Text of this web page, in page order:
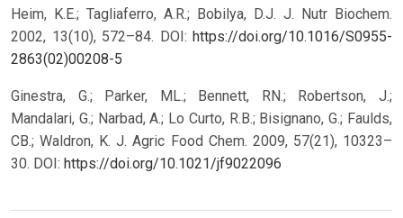
Heim, K.E.; Tagliaferro, A.R.; Bobilya, D.J. J. Nutr Biochem.
2002, 13(10), 572–84. DOI: https://doi.org/10.1016/S0955-
2863(02)00208-5
Ginestra, G.; Parker, ML.; Bennett, RN.; Robertson, J.;
Mandalari, G.; Narbad, A.; Lo Curto, R.B.; Bisignano, G.; Faulds,
CB.; Waldron, K. J. Agric Food Chem. 2009, 57(21), 10323–
30. DOI: https://doi.org/10.1021/jf9022096